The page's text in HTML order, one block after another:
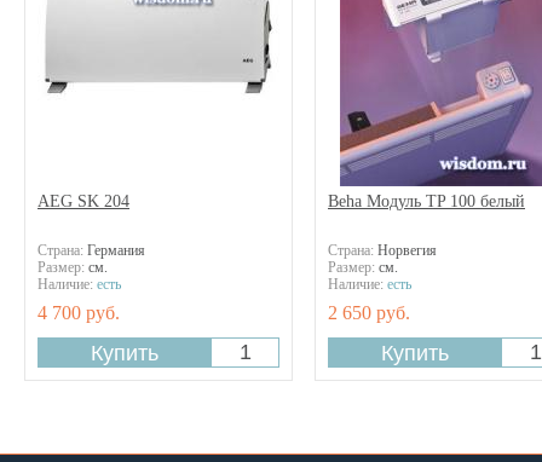
AEG SK 204
Страна: Германия
Размер: см.
Наличие: есть
4 700 руб.
Beha Модуль TP 100 белый
Страна: Норвегия
Размер: см.
Наличие: есть
2 650 руб.